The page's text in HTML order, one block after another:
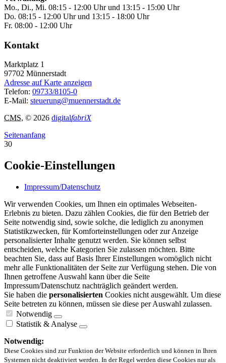
Mo., Di., Mi. 08:15 - 12:00 Uhr und 13:15 - 15:00 Uhr
Do. 08:15 - 12:00 Uhr und 13:15 - 18:00 Uhr
Fr. 08:00 - 12:00 Uhr
Kontakt
Marktplatz 1
97702 Münnerstadt
Adresse auf Karte anzeigen
Telefon: 09733/8105-0
E-Mail: steuerung@muennerstadt.de
CMS, © 2026 digitalfabriX
Seitenanfang
30
Cookie-Einstellungen
Impressum/Datenschutz
Wir verwenden Cookies, um Ihnen ein optimales Webseiten-
Erlebnis zu bieten. Dazu zählen Cookies, die für den Betrieb der
Seite notwendig sind, sowie solche, die lediglich zu anonymen
Statistikzwecken, für Komforteinstellungen oder zur Anzeige
personalisierter Inhalte genutzt werden. Sie können selbst
entscheiden, welche Kategorien Sie zulassen möchten. Bitte
beachten Sie, dass auf Basis Ihrer Einstellungen womöglich nicht
mehr alle Funktionalitäten der Seite zur Verfügung stehen. Die von
Ihnen getroffene Auswahl kann über die Seite
Impressum/Datenschutz nachträglich geändert werden.
Sie haben die personalisierten Cookies nicht ausgewählt. Um diese
Seite betreten zu können, müssen sie diese per Auswahl zulassen.
Notwendig
Statistik & Analyse
Notwendig:
Diese Cookies sind zur Funktion der Website erforderlich und können in Ihren
Systemen nicht deaktiviert werden. In der Regel werden diese Cookies nur als